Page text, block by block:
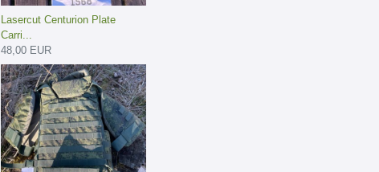
Lasercut Centurion Plate
Carri...
48,00 EUR